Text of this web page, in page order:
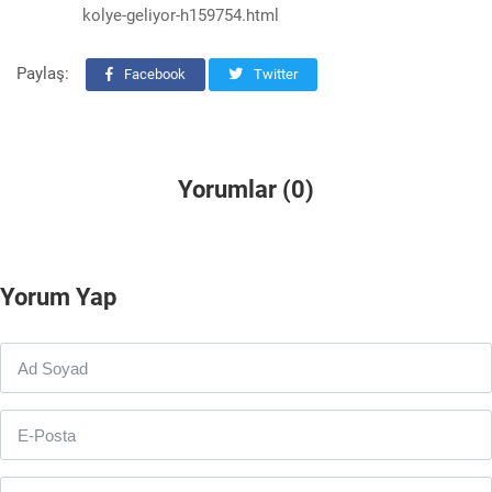
kolye-geliyor-h159754.html
Paylaş: Facebook Twitter
Yorumlar (0)
Yorum Yap